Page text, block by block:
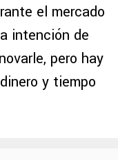
el mercado
intención de
pero hay
y tiempo